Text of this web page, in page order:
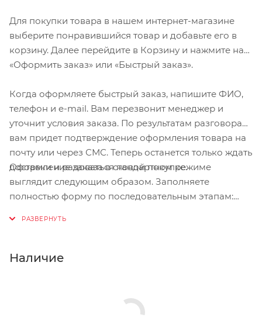
Для покупки товара в нашем интернет-магазине
выберите понравившийся товар и добавьте его в
корзину. Далее перейдите в Корзину и нажмите на
«Оформить заказ» или «Быстрый заказ».
Когда оформляете быстрый заказ, напишите ФИО,
телефон и e-mail. Вам перезвонит менеджер и
уточнит условия заказа. По результатам разговора
вам придет подтверждение оформления товара на
почту или через СМС. Теперь останется только ждать
доставки и радоваться новой покупке.
Оформление заказа в стандартном режиме
выглядит следующим образом. Заполняете
полностью форму по последовательным этапам:
Нажмите кнопку «Оформить заказ».
Наличие